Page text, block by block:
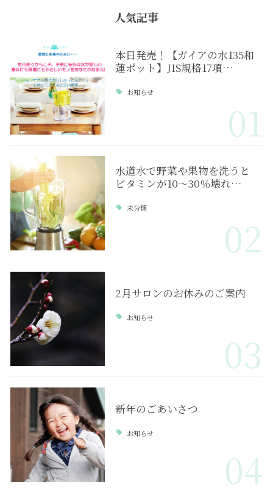
人気記事
本日発売！【ガイアの水135和
蓮ポット】JIS規格17項…
お知らせ
01
水道水で野菜や果物を洗うと
ビタミンが10～30％壊れ…
未分類
02
2月サロンのお休みのご案内
お知らせ
03
新年のごあいさつ
お知らせ
04